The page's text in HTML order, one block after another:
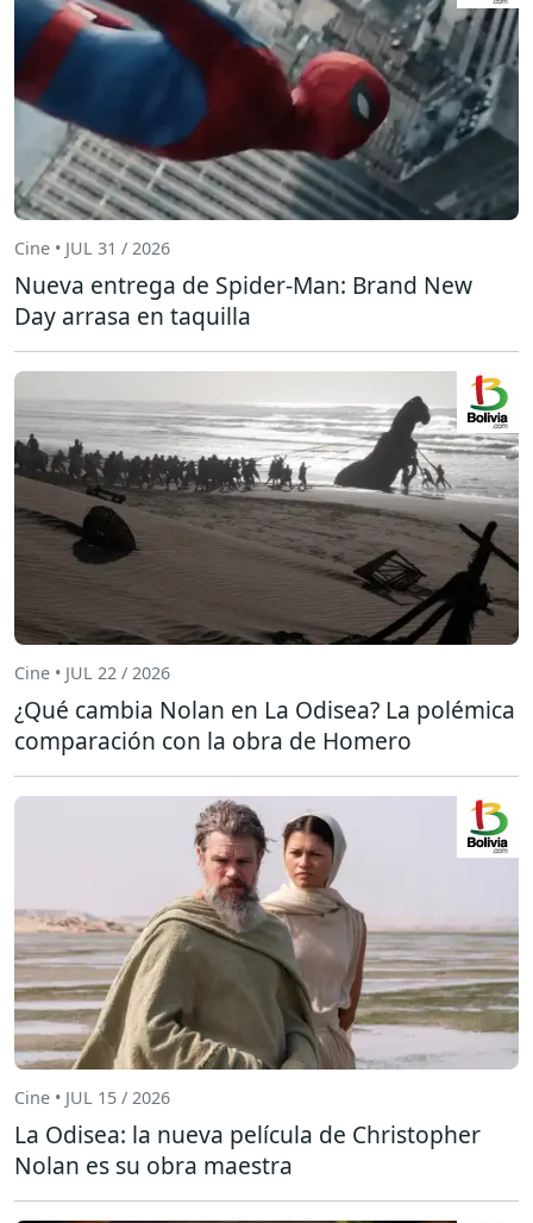
Cine • JUL 31 / 2026
Nueva entrega de Spider-Man: Brand New
Day arrasa en taquilla
Cine • JUL 22 / 2026
¿Qué cambia Nolan en La Odisea? La polémica
comparación con la obra de Homero
Cine • JUL 15 / 2026
La Odisea: la nueva película de Christopher
Nolan es su obra maestra